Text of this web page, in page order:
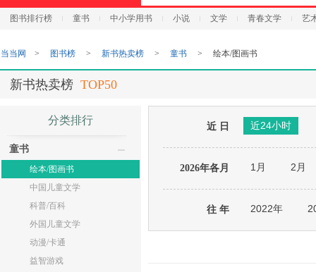
图书排行榜 童书 中小学用书 小说 文学 青春文学 艺
页
加
式
当当网 > 图书榜 > 新书热卖榜 > 童书 > 绘本/图画书
新书热卖榜 TOP50
分类排行
童书
绘本/图画书
中国儿童文学
科普/百科
外国儿童文学
动漫/卡通
益智游戏
近 日 近24小时
2026年各月 1月 2月
往 年 2022年